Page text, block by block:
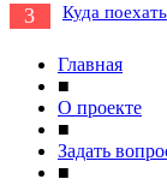
3 Куда
Главная
■
О проекте
■
Задать
■